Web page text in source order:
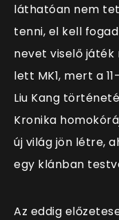
láthatóan nem
tenni, el kell
nevet viselő
lett MK1, mert a
Liu Kang
Kronika
új világ jön létre,
egy klánban
Az eddig